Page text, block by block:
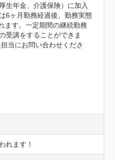
生年金、介護保険）に加入
6ヶ月勤務経過後、勤務実態
ます。一定期間の継続勤務
受講をすることができま
当にお問い合わせくださ
れます！